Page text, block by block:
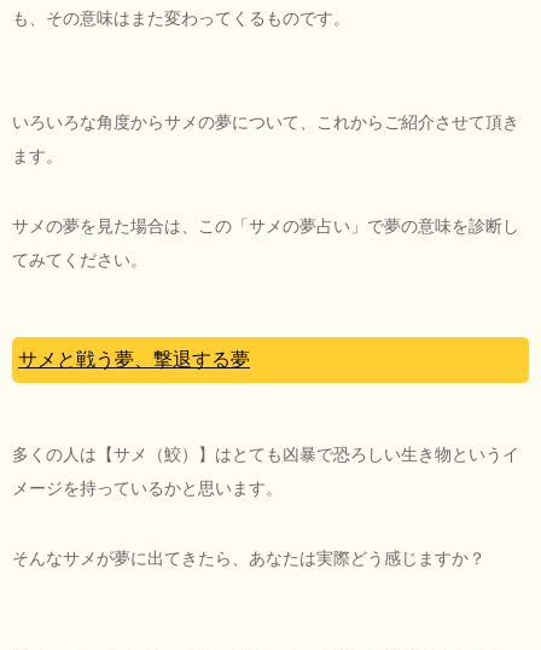
も、その意味はまた変わってくるものです。
いろいろな角度からサメの夢について、これからご紹介させて頂き
ます。
サメの夢を見た場合は、この「サメの夢占い」で夢の意味を診断し
てみてください。
サメと戦う夢、撃退する夢
多くの人は【サメ（鮫）】はとても凶暴で恐ろしい生き物というイ
メージを持っているかと思います。
そんなサメが夢に出てきたら、あなたは実際どう感じますか？